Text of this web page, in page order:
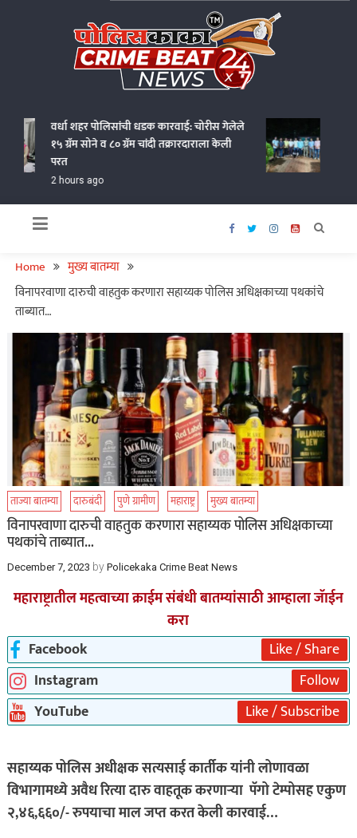
वर्धा शहर पोलिसांची धडक कारवाई: चोरीस गेलेले
१५ ग्रॅम सोने व ८० ग्रॅम चांदी तक्रारदाराला केली
परत
2 hours ago
Home
मुख्य बातम्या
विनापरवाणा दारुची वाहतुक करणारा सहाय्यक पोलिस अधिक्षकाच्या पथकांचे
ताब्यात…
ताज्या बातम्या दारुबंदी पुणे ग्रामीण महाराष्ट्र मुख्य बातम्या
विनापरवाणा दारुची वाहतुक करणारा सहाय्यक पोलिस अधिक्षकाच्या
पथकांचे ताब्यात…
December 7, 2023 by Policekaka Crime Beat News
महाराष्ट्रातील महत्वाच्या क्राईम संबंधी बातम्यांसाठी आम्हाला जॅाईन
करा
Facebook
Like / Share
Instagram
Follow
YouTube
Like / Subscribe
सहाय्यक पोलिस अधीक्षक सत्यसाई कार्तीक यांनी लोणावळा
विभागामध्ये अवैध रित्या दारु वाहतूक करणाऱ्या पॅगो टेम्पोसह एकुण
२,४६,६६०/- रुपयाचा माल जप्त करत केली कारवाई…